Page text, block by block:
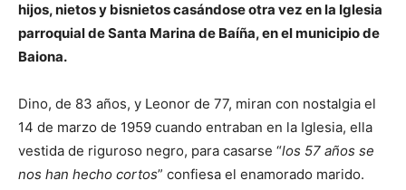
hijos, nietos y bisnietos casándose otra vez en la Iglesia
parroquial de Santa Marina de Baíña, en el municipio de
Baiona.
Dino, de 83 años, y Leonor de 77, miran con nostalgia el
14 de marzo de 1959 cuando entraban en la Iglesia, ella
vestida de riguroso negro, para casarse “los 57 años se
nos han hecho cortos” confiesa el enamorado marido.